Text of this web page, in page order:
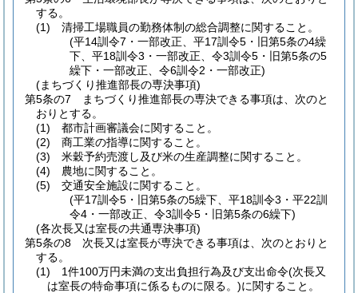
する。
(1)
清掃工場職員の勤務体制の総合調整に関すること。
(平14訓令7・一部改正、平17訓令5・旧第5条の4繰
下、平18訓令3・一部改正、令3訓令5・旧第5条の5
繰下・一部改正、令6訓令2・一部改正)
(まちづくり推進部長の専決事項)
第5条の7
まちづくり推進部長の専決できる事項は、次のと
おりとする。
(1)
都市計画審議会に関すること。
(2)
商工業の指導に関すること。
(3)
米穀予約売渡し及び米の生産調整に関すること。
(4)
農地に関すること。
(5)
交通安全施設に関すること。
(平17訓令5・旧第5条の5繰下、平18訓令3・平22訓
令4・一部改正、令3訓令5・旧第5条の6繰下)
(各次長又は室長の共通専決事項)
第5条の8
次長又は室長が専決できる事項は、次のとおりと
する。
(1)
1件100万円未満の支出負担行為及び支出命令(次長又
は室長の特命事項に係るものに限る。)に関すること。